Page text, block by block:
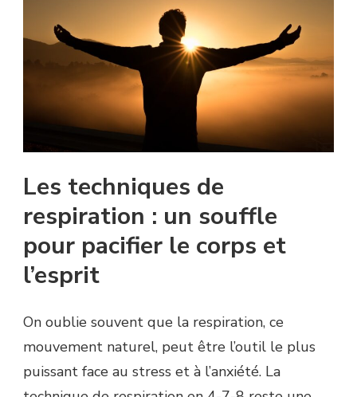
Les techniques de
respiration : un souffle
pour pacifier le corps et
l’esprit
On oublie souvent que la respiration, ce
mouvement naturel, peut être l’outil le plus
puissant face au stress et à l’anxiété. La